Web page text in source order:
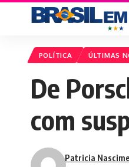
POLÍTICA ÚLTIMAS
De
com
Patricia